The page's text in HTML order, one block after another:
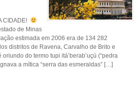
CIDADE!
de Minas
estimada em 2006 era de 134 282
distritos de Ravena, Carvalho de Brito e
oriundo do termo tupi itá’berab’uçú (“pedra
a mítica “serra das esmeraldas” […]